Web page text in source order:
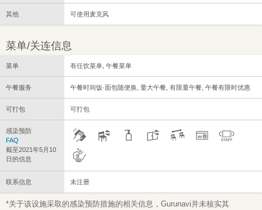
其他 可使用麦克风
菜单/关连信息
菜单 有任饮菜单, 午餐菜单
午餐服务 午餐时间饭·面包随便换, 量大午餐, 有限量午餐, 午餐有限时优惠
可打包 可打包
感染预防
FAQ
截至2021年5月10
日的信息
联系信息 未注册
*关于该设施采取的感染预防措施的相关信息，Gurunavi并未核实其